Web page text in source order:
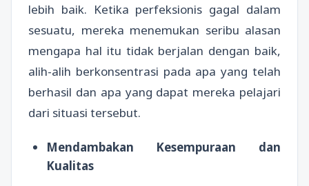
lebih baik. Ketika perfeksionis gagal dalam
sesuatu, mereka menemukan seribu alasan
mengapa hal itu tidak berjalan dengan baik,
alih-alih berkonsentrasi pada apa yang telah
berhasil dan apa yang dapat mereka pelajari
dari situasi tersebut.
Mendambakan Kesempuraan dan
Kualitas